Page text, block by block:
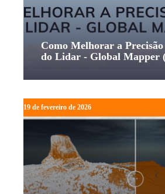
Como Melhorar a
do Lidar - Global Mapper
19 de fevereiro de 2026